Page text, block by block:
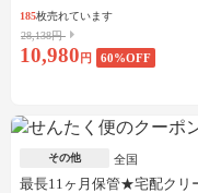
185枚売れています
28,138円
10,980 円 60%OFF
その他 全国
最長11ヶ月保管★宅配クリ